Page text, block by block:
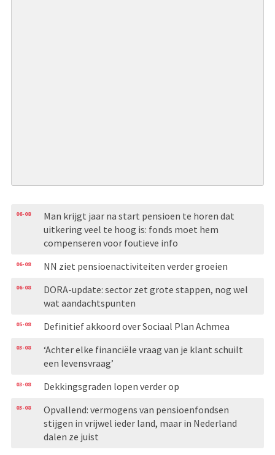
06-08
Man krijgt jaar na start pensioen te horen dat
uitkering veel te hoog is: fonds moet hem
compenseren voor foutieve info
06-08 NN ziet pensioenactiviteiten verder groeien
06-08
DORA-update: sector zet grote stappen, nog wel
wat aandachtspunten
05-08 Definitief akkoord over Sociaal Plan Achmea
03-08
‘Achter elke financiële vraag van je klant schuilt
een levensvraag’
03-08 Dekkingsgraden lopen verder op
03-08
Opvallend: vermogens van pensioenfondsen
stijgen in vrijwel ieder land, maar in Nederland
dalen ze juist